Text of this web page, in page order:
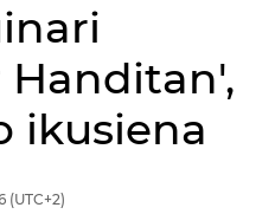
Handitan',
ikusiena
(UTC+2)